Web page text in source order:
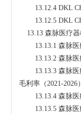
13.12.4
13.12.5
13.13 森脉医疗
13.13.1
13.13.2
毛利率（2021-2026）
13.13.4
13.13.5